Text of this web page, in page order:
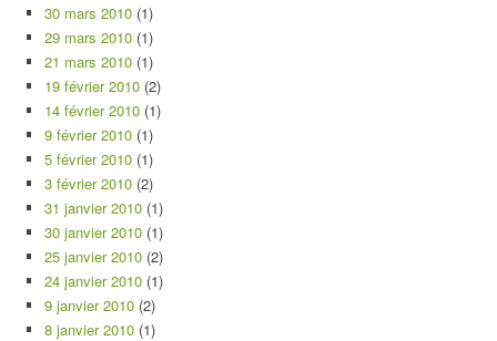
30 mars 2010 (1)
29 mars 2010 (1)
21 mars 2010 (1)
19 février 2010 (2)
14 février 2010 (1)
9 février 2010 (1)
5 février 2010 (1)
3 février 2010 (2)
31 janvier 2010 (1)
30 janvier 2010 (1)
25 janvier 2010 (2)
24 janvier 2010 (1)
9 janvier 2010 (2)
8 janvier 2010 (1)